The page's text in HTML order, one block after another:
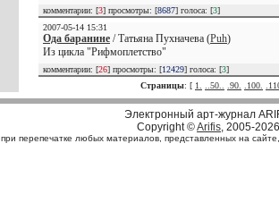
комментарии: [3] просмотры: [8687] голоса: [3]
2007-05-14 15:31
Ода баранине / Татьяна Пухначева (Puh)
Из цикла "Рифмоплетство"
комментарии: [26] просмотры: [12429] голоса: [3]
Страницы: [ 1. ..50.. .90. .100.
Электронный арт-журнал
Copyright ©Arifis, 2005-2026
при перепечатке любых материалов, представленных на